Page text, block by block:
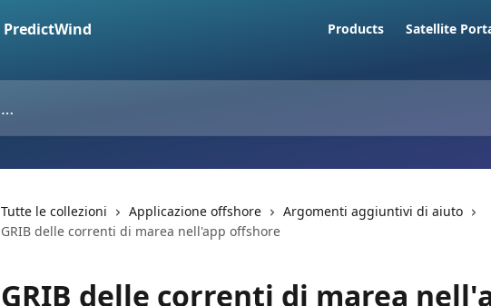
Products Satellite
Tutte le collezioni Applicazione offshore
Argomenti aggiuntivi di aiuto
GRIB delle correnti di marea nell'app offshore
GRIB delle correnti di marea